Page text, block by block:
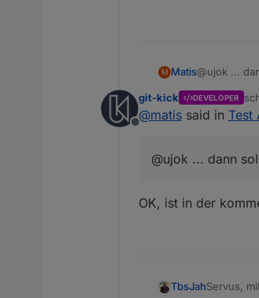
M Matis@ujok ...
Offline
git-kick DEVELOPER
@matis said in Test
@ujok ... dann
OK, ist in der
TbsJahServus,